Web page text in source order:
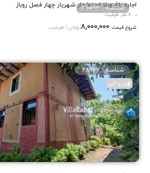
اجاره باغ ویلا استخردار شهریار چهار فصل روباز
شناسه : 29033
8 نفر ظرفیت
شروع قیمت :8,000,000تومان / هرشب
شناسه : 28967
رزرو آنی